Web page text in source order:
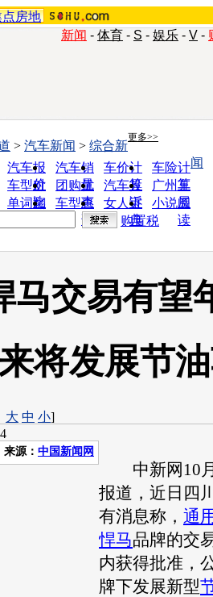
点房地
新闻 - 体育 - S - 娱乐 - V -
更多>>
汽车报
价
汽车销
量
车价计
算
车险计
算
车型对
比
团购优
惠
汽车投
诉
广州车
展
单词翻
车型查
询
女人宝
典
小说阅
读
> 汽车新闻 > 综合新
闻
购置税
马交易有望
将发展节
大 中 小]
来源： 中国新闻网
中新网10月
报道，近日四
有消息称， 通
悍马品牌的交
内获得批准，
牌下发展新型